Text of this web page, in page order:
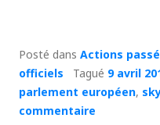
Posté dans Actions
officiels
Tagué 9 avril
parlement européen,
commentaire